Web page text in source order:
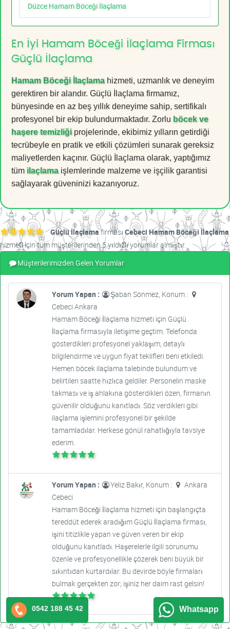
Düzce Hamam Böceği İlaçlama
En İyi Hamam Böceği İlaçlama Firması
Güçlü İlaçlama
Hamam Böceği İlaçlamahizmeti, uzmanlık ve deneyim
gerektiren bir alandır. Güçlü İlaçlama firmamız,
bünyesinde en az beş yıllık deneyime sahip, sertifikalı
profesyonel bir ekip bulundurmaktadır. Zorlu böcek ve
haşere temizliği projelerinde, ekibimiz yılların getirdiği
tecrübeyle en pratik ve etkili çözümleri sunarak gereksiz
maliyetlerden kaçınır. Güçlü İlaçlama olarak, yaptığımız
tüm ilaçlamaişlemlerinde malzeme ve işçilik garantisi
sağlayarak güveninizi kazanıyoruz.
Güçlü İlaçlamafirması Cebeci Hamam Böceği İlaçlama
hizmeti için tüm müşterilerinden 5 yıldızlı yorumlar almıştır.
Müşterilerimizden Gelen Yorumlar
Yorum Yapan :
Şaban Sönmez, Konum :
Cebeci Ankara
Hamam Böceği İlaçlama hizmeti için Güçlü
İlaçlama firmasıyla iletişime geçtim. Telefonda
gösterdikleri profesyonel yaklaşım, detaylı
bilgilendirme ve uygun fiyat teklifleri beni etkiledi.
Hemen böcek ilaçlama talebinde bulundum ve
belirtilen saatte hızlıca geldiler. Personelin maske
takması ve iş ahlakına gösterdikleri özen, firmanın
güvenilir olduğunu kanıtladı. Söz verdikleri gibi
ilaçlama işlemini profesyonel bir şekilde
tamamladılar. Herkese gönül rahatlığıyla tavsiye
ederim.
Yorum Yapan : Yeliz Bakır, Konum :
Ankara
Cebeci
Hamam Böceği İlaçlama hizmeti için başlangıçta
tereddüt ederek aradığım Güçlü İlaçlama firması,
işini titizlikle yapan ve güven veren bir ekip
olduğunu kanıtladı. Haşerelerle ilgili sorunumu
özenle ve profesyonellikle çözerek beni büyük bir
sıkıntıdan kurtardılar. Bu devirde böyle firmaları
bulmak gerçekten zor; işiniz her daim rast gelsin!
0542 188 45 42 Whatsapp